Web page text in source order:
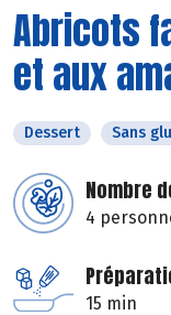
Abricots
et aux
Dessert Sans
Nombre
4
15 min